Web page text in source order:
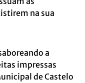
na sua
a
impressas
de Castelo